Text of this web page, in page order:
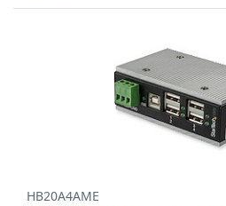
HB20A4AME